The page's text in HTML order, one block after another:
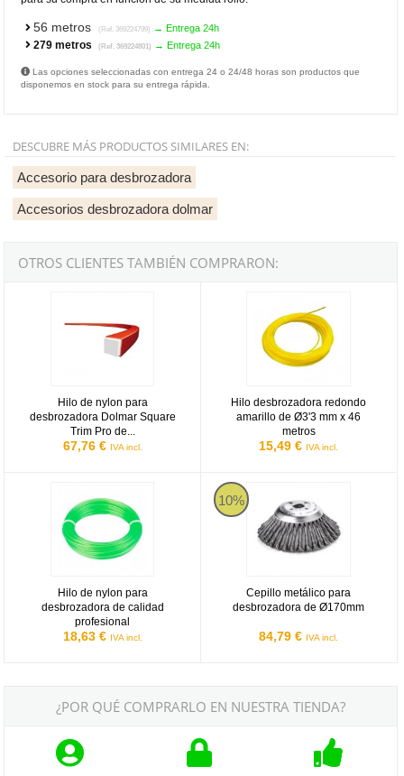
56 metros (Ref. 369224799) → Entrega 24h
279 metros (Ref. 369224801) → Entrega 24h
Las opciones seleccionadas con entrega 24 o 24/48 horas son productos que
disponemos en stock para su entrega rápida.
DESCUBRE MÁS PRODUCTOS SIMILARES EN:
Accesorio para desbrozadora
Accesorios desbrozadora dolmar
OTROS CLIENTES TAMBIÉN COMPRARON:
Hilo de nylon para
desbrozadora Dolmar Square
Trim Pro de...
67,76 € IVA incl.
Hilo desbrozadora redondo
amarillo de Ø3'3 mm x 46
metros
15,49 € IVA incl.
Hilo de nylon para
desbrozadora de calidad
profesional
18,63 € IVA incl.
Hilo de nylon para desbrozadora de calidad profesional
10%
Cepillo metálico para
desbrozadora de Ø170mm
84,79 € IVA incl.
Cepillo metálico para
¿POR QUÉ COMPRARLO EN NUESTRA TIENDA?